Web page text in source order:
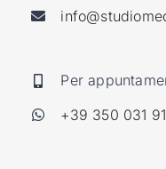
Per
+39 350 031